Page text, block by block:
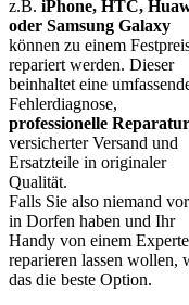
z.B. iPhone, HTC,
oder Samsung Galaxy
können zu einem
repariert werden. Dieser
beinhaltet eine
Fehlerdiagnose,
professionelle Reparatur
versicherter Versand und
Ersatzteile in originaler
Qualität.
Falls Sie also niemand
in Dorfen haben und Ihr
Handy von einem
reparieren lassen wollen,
das die beste Option.